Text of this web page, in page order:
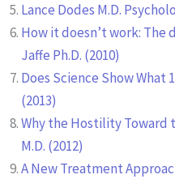
Lance Dodes M.D.
How it doesn’t work: The
Jaffe Ph.D. (2010)
Does Science Show What
(2013)
Why the Hostility Toward
M.D. (2012)
A New Treatment